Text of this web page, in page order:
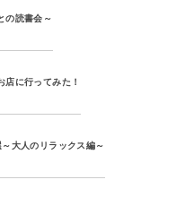
の読書会～
店に行ってみた！
大人のリラックス編～